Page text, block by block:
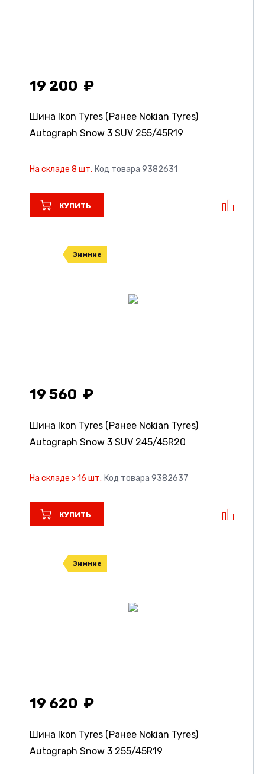
19 200
Шина Ikon Tyres (Ранее Nokian Tyres)
Autograph Snow 3 SUV 255/45R19
На складе 8 шт. Код товара 9382631
КУПИТЬ
Зимние
19 560
Шина Ikon Tyres (Ранее Nokian Tyres)
Autograph Snow 3 SUV 245/45R20
На складе > 16 шт. Код товара 9382637
КУПИТЬ
Зимние
19 620
Шина Ikon Tyres (Ранее Nokian Tyres)
Autograph Snow 3 255/45R19